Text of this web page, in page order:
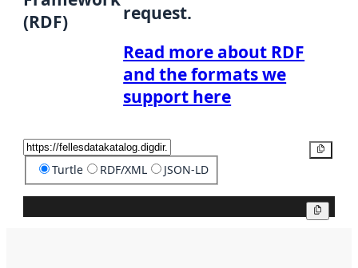
(RDF)
request.
Read more about RDF
and the formats we
support here
Turtle RDF/XML JSON-LD